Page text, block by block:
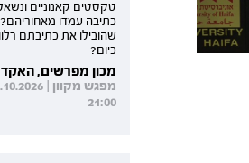
טקסטים קאנוניים
כתיבה עמדו
שהובילו את כתיבתם
כיום?
מכון מפרשים,
21:00